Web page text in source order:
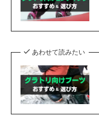
あわせて読みたい